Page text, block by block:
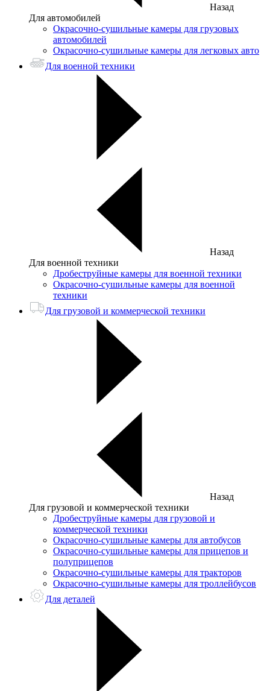
Назад
Для автомобилей
Окрасочно-сушильные камеры для грузовых
автомобилей
Окрасочно-сушильные камеры для легковых авто
Для военной техники
Назад
Для военной техники
Дробеструйные камеры для военной техники
Окрасочно-сушильные камеры для военной
техники
Для грузовой и коммерческой техники
Назад
Для грузовой и коммерческой техники
Дробеструйные камеры для грузовой и
коммерческой техники
Окрасочно-сушильные камеры для автобусов
Окрасочно-сушильные камеры для прицепов и
полуприцепов
Окрасочно-сушильные камеры для тракторов
Окрасочно-сушильные камеры для троллейбусов
Для деталей